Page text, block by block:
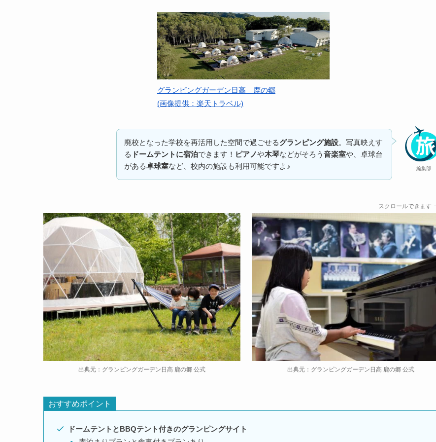
グランピングガーデン日高 鹿の郷
(画像提供：楽天トラベル)
編集部
廃校となった学校を再活用した空間で過ごせるグランピング施設。写真映えす
る ドームテントに宿泊できます！ ピアノや木琴などがそろう 音楽室や、卓球台
がある卓球室など、校内の施設も利用可能ですよ♪
スクロールできます
出典元：グランピングガーデン日高 鹿の郷 公式 出典元：グランピングガーデン日高 鹿の郷 公式
おすすめポイント
ドームテントとBBQテント付きのグランピングサイト